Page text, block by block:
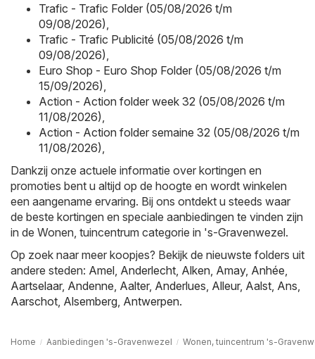
Trafic - Trafic Folder (05/08/2026 t/m
09/08/2026)
Trafic - Trafic Publicité (05/08/2026 t/m
09/08/2026)
Euro Shop - Euro Shop Folder (05/08/2026 t/m
15/09/2026)
Action - Action folder week 32 (05/08/2026 t/m
11/08/2026)
Action - Action folder semaine 32 (05/08/2026 t/m
11/08/2026)
Dankzij onze actuele informatie over kortingen en
promoties bent u altijd op de hoogte en wordt winkelen
een aangename ervaring. Bij ons ontdekt u steeds waar
de beste kortingen en speciale aanbiedingen te vinden zijn
in de Wonen, tuincentrum categorie in 's-Gravenwezel.
Op zoek naar meer koopjes? Bekijk de nieuwste folders uit
andere steden: Amel Anderlecht Alken Amay, Anhée
Aartselaar, Andenne Aalter, Anderlues Alleur, Aalst Ans
Aarschot Alsemberg Antwerpen.
Home Aanbiedingen 's-Gravenwezel Wonen, tuincentrum 's-